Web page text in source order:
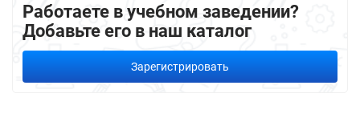
Работаете в учебном заведении?
Добавьте его в наш каталог
Зарегистрировать